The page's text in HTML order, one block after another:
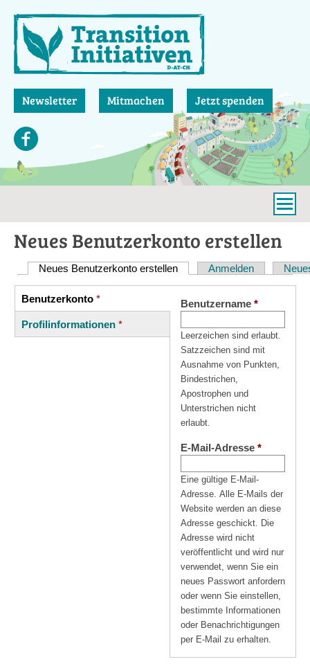
zum
Inhalt
Newsletter Mitmachen Jetzt spenden
Neues Benutzerkonto erstellen
Haupt-
Reiter
Neues Benutzerkonto erstellen (aktiver Reiter)
Anmelden
Vertikale
Reiter
Benutzerkonto *
(aktiver
Reiter)
Profilinformationen *
Benutzername *
Leerzeichen sind erlaubt.
Satzzeichen sind mit
Ausnahme von Punkten,
Bindestrichen,
Apostrophen und
Unterstrichen nicht
erlaubt.
E-Mail-Adresse *
Eine gültige E-Mail-
Adresse. Alle E-Mails der
Website werden an diese
Adresse geschickt. Die
Adresse wird nicht
veröffentlicht und wird nur
verwendet, wenn Sie ein
neues Passwort anfordern
oder wenn Sie einstellen,
bestimmte Informationen
oder Benachrichtigungen
per E-Mail zu erhalten.